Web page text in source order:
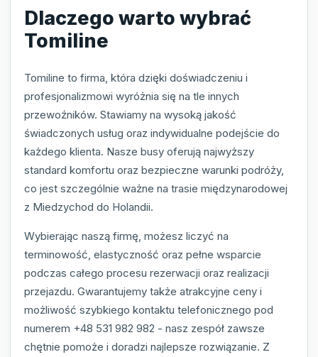
Dlaczego warto wybrać
Tomiline
Tomiline to firma, która dzięki doświadczeniu i
profesjonalizmowi wyróżnia się na tle innych
przewoźników. Stawiamy na wysoką jakość
świadczonych usług oraz indywidualne podejście do
każdego klienta. Nasze busy oferują najwyższy
standard komfortu oraz bezpieczne warunki podróży,
co jest szczególnie ważne na trasie międzynarodowej
z Miedzychod do Holandii.
Wybierając naszą firmę, możesz liczyć na
terminowość, elastyczność oraz pełne wsparcie
podczas całego procesu rezerwacji oraz realizacji
przejazdu. Gwarantujemy także atrakcyjne ceny i
możliwość szybkiego kontaktu telefonicznego pod
numerem +48 531 982 982 - nasz zespół zawsze
chętnie pomoże i doradzi najlepsze rozwiązanie. Z